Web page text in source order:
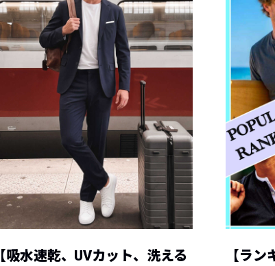
【吸水速乾、UVカット、洗える
【ラ